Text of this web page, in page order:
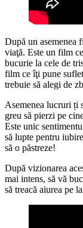
După un asemenea
viaţă. Este un film
bucurie la cele de
film ce îţi pune
trebuie să alegi de
Asemenea lucruri ți
greu să pierzi pe
Este unic
să lupte pentru
să o păstreze!
După vizionarea
mai intens, să vă
să treacă aiurea pe